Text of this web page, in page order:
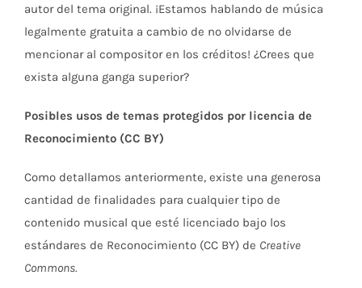
autor del tema original. ¡Estamos hablando de música
legalmente gratuita a cambio de no olvidarse de
mencionar al compositor en los créditos! ¿Crees que
exista alguna ganga superior?
Posibles usos de temas protegidos por licencia de
Reconocimiento (CC BY)
Como detallamos anteriormente, existe una generosa
cantidad de finalidades para cualquier tipo de
contenido musical que esté licenciado bajo los
estándares de Reconocimiento (CC BY) de Creative
Commons.